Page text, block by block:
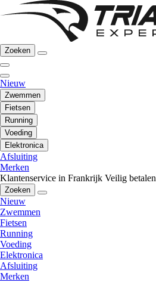
Zoeken
Nieuw
Zwemmen
Fietsen
Running
Voeding
Elektronica
Afsluiting
Merken
Klantenservice in Frankrijk Veilig betalen
Zoeken
Nieuw
Zwemmen
Fietsen
Running
Voeding
Elektronica
Afsluiting
Merken